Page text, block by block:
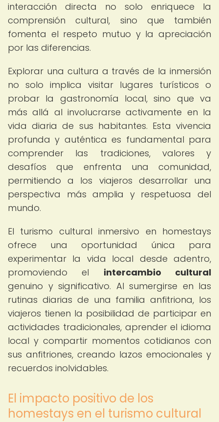
interacción directa no solo enriquece la
comprensión cultural, sino que también
fomenta el respeto mutuo y la apreciación
por las diferencias.
Explorar una cultura a través de la inmersión
no solo implica visitar lugares turísticos o
probar la gastronomía local, sino que va
más allá al involucrarse activamente en la
vida diaria de sus habitantes. Esta vivencia
profunda y auténtica es fundamental para
comprender las tradiciones, valores y
desafíos que enfrenta una comunidad,
permitiendo a los viajeros desarrollar una
perspectiva más amplia y respetuosa del
mundo.
El turismo cultural inmersivo en homestays
ofrece una oportunidad única para
experimentar la vida local desde adentro,
promoviendo el intercambio cultural
genuino y significativo. Al sumergirse en las
rutinas diarias de una familia anfitriona, los
viajeros tienen la posibilidad de participar en
actividades tradicionales, aprender el idioma
local y compartir momentos cotidianos con
sus anfitriones, creando lazos emocionales y
recuerdos inolvidables.
El impacto positivo de los
homestays en el turismo cultural